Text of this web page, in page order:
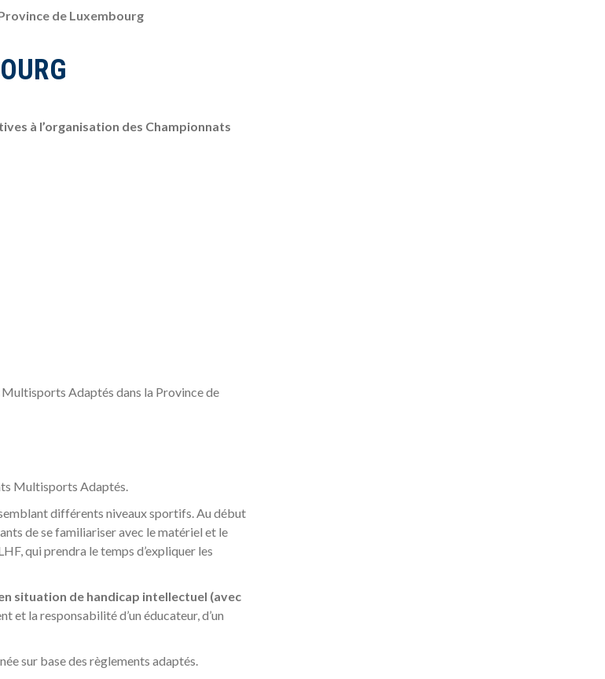
de Luxembourg
à l’organisation des Championnats
Adaptés dans la Province de
Multisports Adaptés.
différents niveaux sportifs. Au début
de se familiariser avec le matériel et le
qui prendra le temps d’expliquer les
situation de handicap intellectuel (avec
et la responsabilité d’un éducateur, d’un
sur base des règlements adaptés.